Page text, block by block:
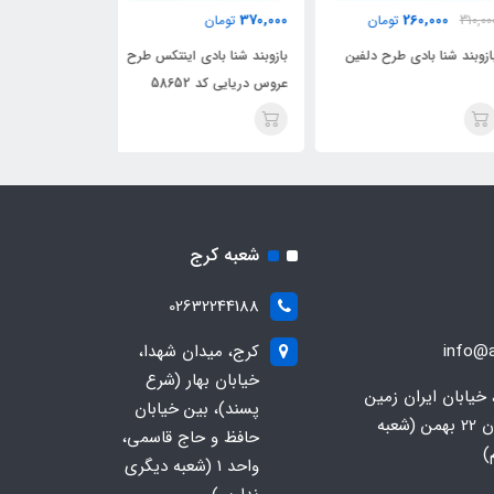
260,000 تومان
شنا بادی طرح دلفین
370,000 تومان
بازوبند شنا بادی اینتکس طرح
عروس دریایی کد 58652
خیابان ایران زمین
جنوبی، خیابان 22 بهمن (شعبه
شعبه کرج
02632244188
کرج، میدان شهدا،
خیابان بهار (شرع
پسند)، بین خیابان
حافظ و حاج قاسمی،
واحد ۱ (شعبه دیگری